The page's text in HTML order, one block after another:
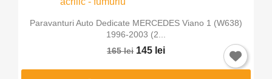
Paravanturi Auto Dedicate MERCEDES Viano 1 (W638)
1996-2003 (2...
165 lei 145 lei